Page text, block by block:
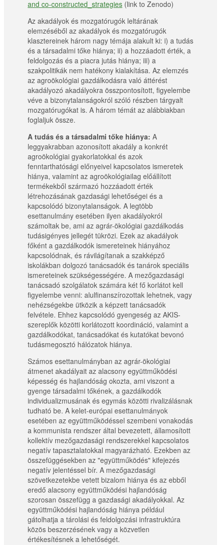
and co-constructed_strategies (link to Zenodo)
Az akadályok és mozgatórugók leltárának
elemzéséből az akadályok és mozgatórugók
klasztereinek három nagy témája alakult ki: i) a tudás
és a társadalmi tőke hiánya; ii) a hozzáadott érték, a
feldolgozás és a piacra jutás hiánya; iii) a
szakpolitikák nem hatékony kialakítása. Az elemzés
az agroökológiai gazdálkodásra való áttérést
akadályozó akadályokra összpontosított, figyelembe
véve a bizonytalanságokról szóló részben tárgyalt
mozgatórugókat is. A három témát az alábbiakban
foglaljuk össze.
A tudás és a társadalmi tőke hiánya: A
leggyakrabban azonosított akadály a konkrét
agroökológiai gyakorlatokkal és azok
fenntarthatósági előnyeivel kapcsolatos ismeretek
hiánya, valamint az agroökológiailag előállított
termékekből származó hozzáadott érték
létrehozásának gazdasági lehetőségei és a
kapcsolódó bizonytalanságok. A legtöbb
esettanulmány esetében ilyen akadályokról
számoltak be, ami az agrár-ökológiai gazdálkodás
tudásigényes jellegét tükrözi. Ezek az akadályok
főként a gazdálkodók ismereteinek hiányához
kapcsolódnak, és rávilágítanak a szakképző
iskolákban dolgozó tanácsadók és tanárok speciális
ismereteinek szükségességére. A mezőgazdasági
tanácsadó szolgálatok számára két fő korlátot kell
figyelembe venni: alulfinanszírozottak lehetnek, vagy
nehézségekbe ütközik a képzett tanácsadók
felvétele. Ehhez kapcsolódó gyengeség az AKIS-
szereplők közötti korlátozott koordináció, valamint a
gazdálkodókat, tanácsadókat és kutatókat bevonó
tudásmegosztó hálózatok hiánya.
Számos esettanulmányban az agrár-ökológiai
átmenet akadályait az alacsony együttműködési
képesség és hajlandóság okozta, ami viszont a
gyenge társadalmi tőkének, a gazdálkodók
individualizmusának és egymás közötti rivalizálásnak
tudható be. A kelet-európai esettanulmányok
esetében az együttműködéssel szembeni vonakodás
a kommunista rendszer által bevezetett, államosított
kollektív mezőgazdasági rendszerekkel kapcsolatos
negatív tapasztalatokkal magyarázható. Ezekben az
összefüggésekben az "együttműködés" kifejezés
negatív jelentéssel bír. A mezőgazdasági
szövetkezetekbe vetett bizalom hiánya és az ebből
eredő alacsony együttműködési hajlandóság
szorosan összefügg a gazdasági akadályokkal. Az
együttműködési hajlandóság hiánya például
gátolhatja a tárolási és feldolgozási infrastruktúra
közös beszerzésének vagy a közvetlen
értékesítésnek a lehetőségét.